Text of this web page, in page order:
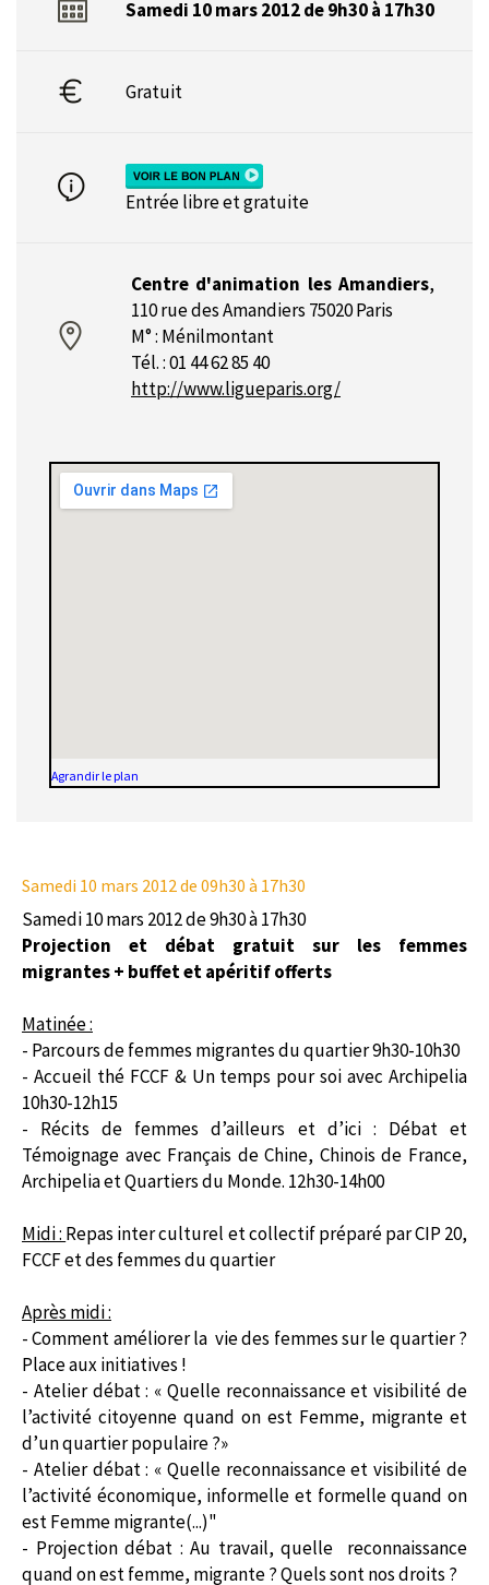
Samedi 10 mars 2012 de 9h30 à 17h30
Gratuit
Entrée libre et gratuite
Centre d'animation les Amandiers,
110 rue des Amandiers 75020 Paris
M° : Ménilmontant
Tél. : 01 44 62 85 40
http://www.ligueparis.org/
Agrandir le plan
Samedi 10 mars 2012 de 09h30 à 17h30
Samedi 10 mars 2012 de 9h30 à 17h30
Projection et débat gratuit sur les femmes
migrantes + buffet et apéritif offerts
Matinée :
- Parcours de femmes migrantes du quartier 9h30-10h30
- Accueil thé FCCF & Un temps pour soi avec Archipelia
10h30-12h15
- Récits de femmes d’ailleurs et d’ici : Débat et
Témoignage avec Français de Chine, Chinois de France,
Archipelia et Quartiers du Monde. 12h30-14h00
Midi : Repas inter culturel et collectif préparé par CIP 20,
FCCF et des femmes du quartier
Après midi :
- Comment améliorer la vie des femmes sur le quartier ?
Place aux initiatives !
- Atelier débat : « Quelle reconnaissance et visibilité de
l’activité citoyenne quand on est Femme, migrante et
d’un quartier populaire ?»
- Atelier débat : « Quelle reconnaissance et visibilité de
l’activité économique, informelle et formelle quand on
est Femme migrante(...)"
- Projection débat : Au travail, quelle reconnaissance
quand on est femme, migrante ? Quels sont nos droits ?